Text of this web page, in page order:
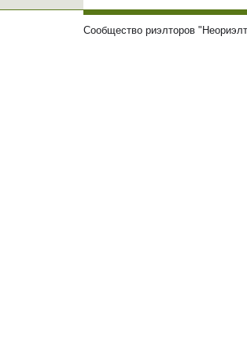
Сообщество риэлторов